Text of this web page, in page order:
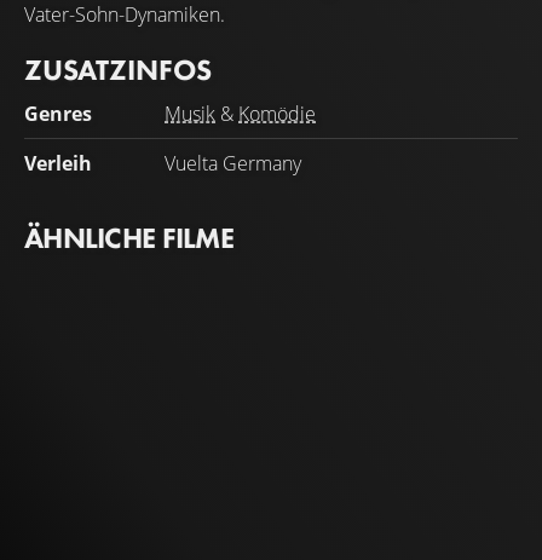
Vater-Sohn-Dynamiken.
ZUSATZINFOS
Genres Musik & Komödie
Verleih
Vuelta Germany
ÄHNLICHE FILME